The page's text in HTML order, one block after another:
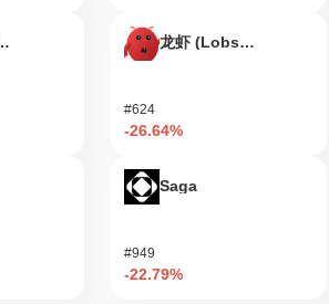
도구와 리소스를 제공하여 블록체인 기술을
하고 사용자 경험을 향상시킵니다. 이러한 지
원활한 상호작용을 보장합니다. 검증자 및 창
자는 스테이킹 및 거버넌스 메커니즘을 통해
협력적인 환경은 사용자들이 새로운 기회를 탐
혁신할 수 있는 활기찬 생태계를 조성하여 블록
게 보안이 유지되나요?
가 거래를 확인하고 네트워크의 무결성을 유지
龙虾 (Lobster)
#624
-26.64%
Saga
#949
-22.79%